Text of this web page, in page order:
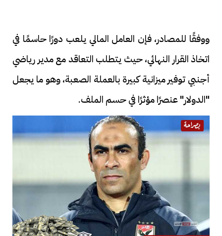
ووفقًا للمصادر، فإن العامل المالي يلعب دورًا حاسمًا في
اتخاذ القرار النهائي، حيث يتطلب التعاقد مع مدير رياضي
أجنبي توفير ميزانية كبيرة بالعملة الصعبة، وهو ما يجعل
"الدولار" عنصرًا مؤثرًا في حسم الملف.